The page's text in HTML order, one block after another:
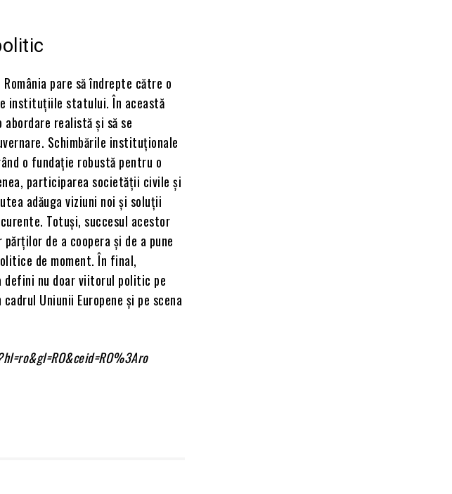
pare să îndrepte către o
instituțiile statului. În această
realistă și să se
Schimbările instituționale
o fundație robustă pentru o
participarea societății civile și
adăuga viziuni noi și soluții
Totuși, succesul acestor
de a coopera și de a pune
de moment. În final,
defini nu doar viitorul politic pe
Uniunii Europene și pe scena